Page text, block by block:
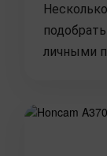
личными